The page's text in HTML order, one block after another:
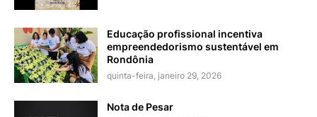
Educação profissional incentiva
empreendedorismo sustentável em
Rondônia
quinta-feira, janeiro 29, 2026
Nota de Pesar